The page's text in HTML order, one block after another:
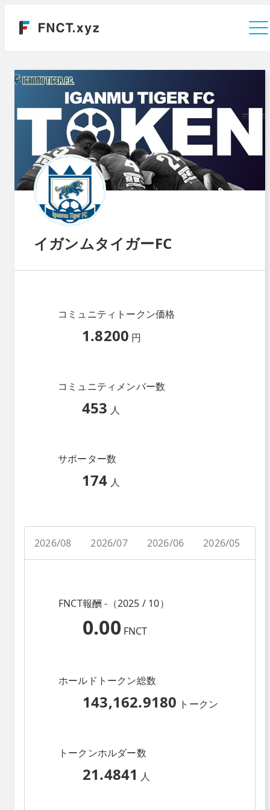
イガンムタイガーFC
コミュニティトークン価格
1.8200 円
コミュニティメンバー数
453 人
サポーター数
174 人
2026/08 2026/07 2026/06 2026/05
FNCT報酬 -（2025 / 10）
0.00 FNCT
ホールドトークン総数
143,162.9180 トークン
トークンホルダー数
21.4841 人